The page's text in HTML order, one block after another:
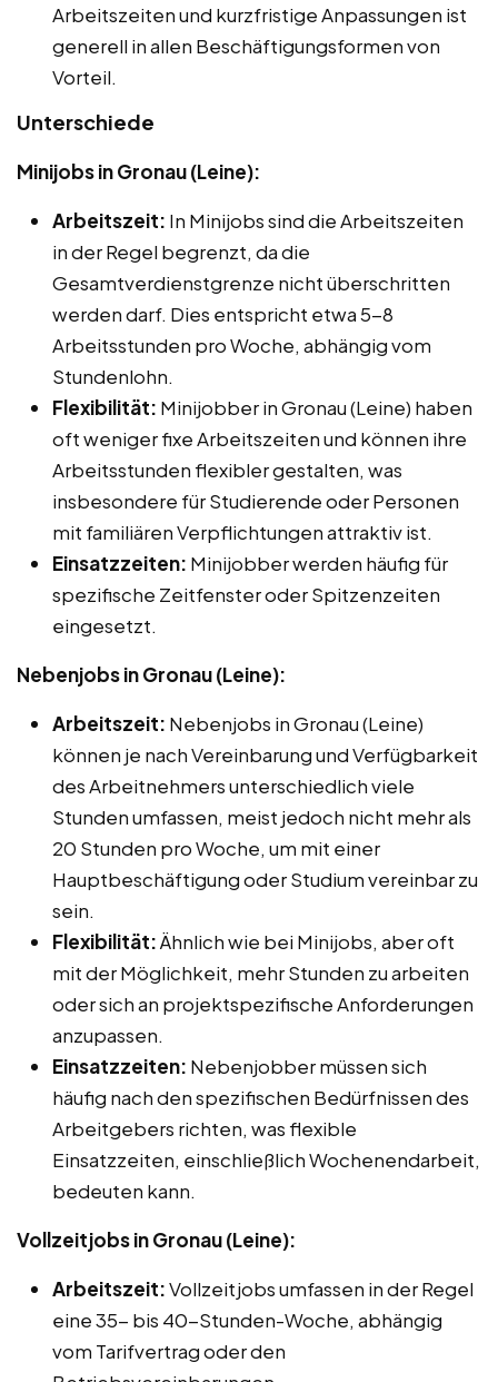
Arbeitszeiten und kurzfristige Anpassungen ist
generell in allen Beschäftigungsformen von
Vorteil.
Unterschiede
Minijobs in Gronau (Leine):
Arbeitszeit: In Minijobs sind die Arbeitszeiten
in der Regel begrenzt, da die
Gesamtverdienstgrenze nicht überschritten
werden darf. Dies entspricht etwa 5-8
Arbeitsstunden pro Woche, abhängig vom
Stundenlohn.
Flexibilität: Minijobber in Gronau (Leine) haben
oft weniger fixe Arbeitszeiten und können ihre
Arbeitsstunden flexibler gestalten, was
insbesondere für Studierende oder Personen
mit familiären Verpflichtungen attraktiv ist.
Einsatzzeiten: Minijobber werden häufig für
spezifische Zeitfenster oder Spitzenzeiten
eingesetzt.
Nebenjobs in Gronau (Leine):
Arbeitszeit: Nebenjobs in Gronau (Leine)
können je nach Vereinbarung und Verfügbarkeit
des Arbeitnehmers unterschiedlich viele
Stunden umfassen, meist jedoch nicht mehr als
20 Stunden pro Woche, um mit einer
Hauptbeschäftigung oder Studium vereinbar zu
sein.
Flexibilität:Ähnlich wie bei Minijobs, aber oft
mit der Möglichkeit, mehr Stunden zu arbeiten
oder sich an projektspezifische Anforderungen
anzupassen.
Einsatzzeiten: Nebenjobber müssen sich
häufig nach den spezifischen Bedürfnissen des
Arbeitgebers richten, was flexible
Einsatzzeiten, einschließlich Wochenendarbeit,
bedeuten kann.
Vollzeitjobs in Gronau (Leine):
Arbeitszeit:Vollzeitjobs umfassen in der Regel
eine 35- bis 40-Stunden-Woche, abhängig
vom Tarifvertrag oder den